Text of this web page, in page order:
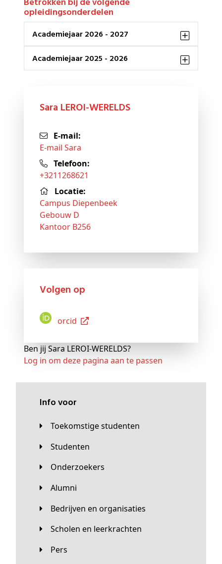
opleidingsonderdelen
Academiejaar 2026 - 2027
Academiejaar 2025 - 2026
Sara LEROI-WERELDS
E-mail:
E-mail Sara
Telefoon:
+3211268621
Locatie:
Campus Diepenbeek
Gebouw D
Kantoor B256
Volgen op
Orcid
Ben jij Sara LEROI-WERELDS?
Log in om deze pagina aan te passen
Info voor
Toekomstige studenten
Studenten
Onderzoekers
Alumni
Bedrijven en organisaties
Scholen en leerkrachten
Pers